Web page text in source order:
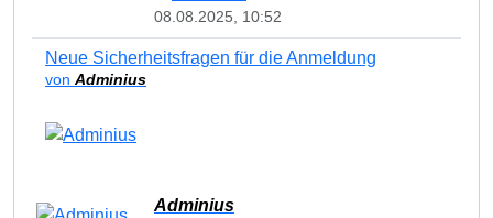
08.08.2025, 10:52
Neue Sicherheitsfragen für die Anmeldung
von Adminius
Adminius